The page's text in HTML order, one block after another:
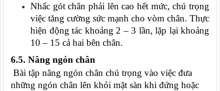
Nhấc gót chân phải lên cao hết mức, chú trọng
việc tăng cường sức mạnh cho vòm chân. Thực
hiện động tác khoảng 2 – 3 lần, lặp lại khoảng
10 – 15 cả hai bên chân.
6.5. Nâng ngón chân
Bài tập nâng ngón chân chú trọng vào việc đưa
những ngón chân lên khỏi mặt sàn khi đứng hoặc